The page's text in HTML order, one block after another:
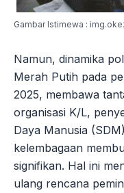
Gambar Istimewa :
Namun, dinamika
Merah Putih pada
2025, membawa
organisasi K/L,
Daya Manusia
kelembagaan
signifikan. Hal ini
ulang rencana